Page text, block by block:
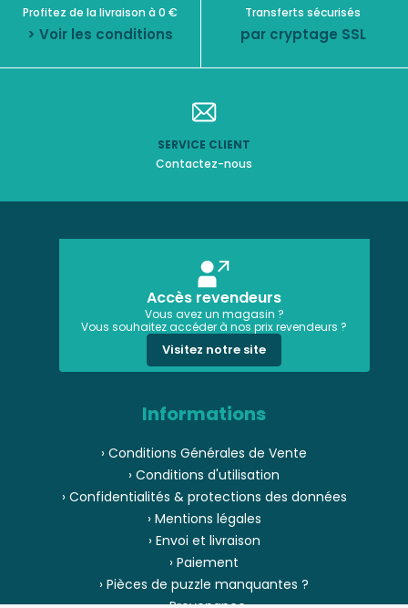
Profitez de la livraison à 0 €
> Voir les conditions
Transferts sécurisés
par cryptage SSL
SERVICE CLIENT
Contactez-nous
Accès revendeurs
Vous avez un magasin ?
Vous souhaitez accéder à nos prix revendeurs ?
Visitez notre site
Informations
› Conditions Générales de Vente
› Conditions d'utilisation
› Confidentialités & protections des données
› Mentions légales
› Envoi et livraison
› Paiement
› Pièces de puzzle manquantes ?